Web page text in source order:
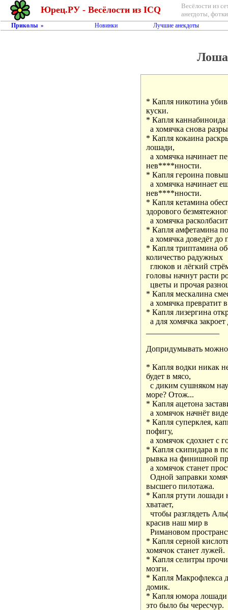
Юрец.РУ - Весёлости из ICQ
Весёлости из
анегдоты,
Приколы » Новинки Лучшие анекдоты
* Капля никотина
куски.
* Капля
а хомячка снова
* Капля кокаина
лошади,
а хомячка начинает
нев****нности.
* Капля героина
а хомячка начинает
нев****нности.
* Капля кетамина
здорового
а хомячка
* Капля амфетамина
а хомячка доведёт
* Капля триптамина
количество радужных
глюков и лёгкий
головы начнут расти
цветы и прочая
* Капля мескалина
а хомячка превратит
* Капля лизергина
а для хомячка
Допридумывать
* Капля водки никак
будет в мясо,
с диким сушняком
море? Отож...
* Капля ацетона
а хомячок начнёт
* Капля суперклея,
пофигу,
а хомячок сдохнет с
* Капля скипидара в
рывка на финишной
а хомячок станет
Одной заправки
высшего пилотажа.
* Капля ртути лошади
хватает,
чтобы разглядеть
красив наш мир в
Римановом
* Капля серной
хомячок станет лужей.
* Капля селитры
мозги.
* Капля Макрофлекса
домик.
* Капля юмора лошади
это было бы чересчур.